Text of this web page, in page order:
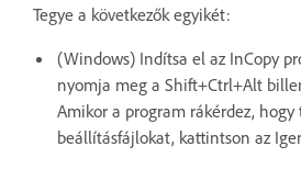
Tegye a következők egyikét:
(Windows) Indítsa el az InCopy
nyomja meg a Shift+Ctrl+Alt
Amikor a program rákérdez, hogy
beállításfájlokat, kattintson az